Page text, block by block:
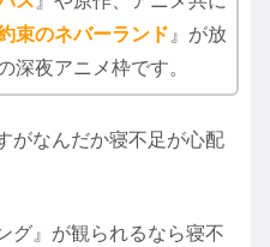
束のネバーランド 』が放
深夜アニメ枠です。
がなんだか寝不足が心配
グ』が観られるなら寝不